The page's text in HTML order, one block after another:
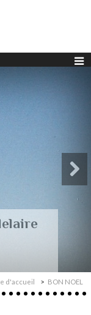
d'accueil BON NOEL